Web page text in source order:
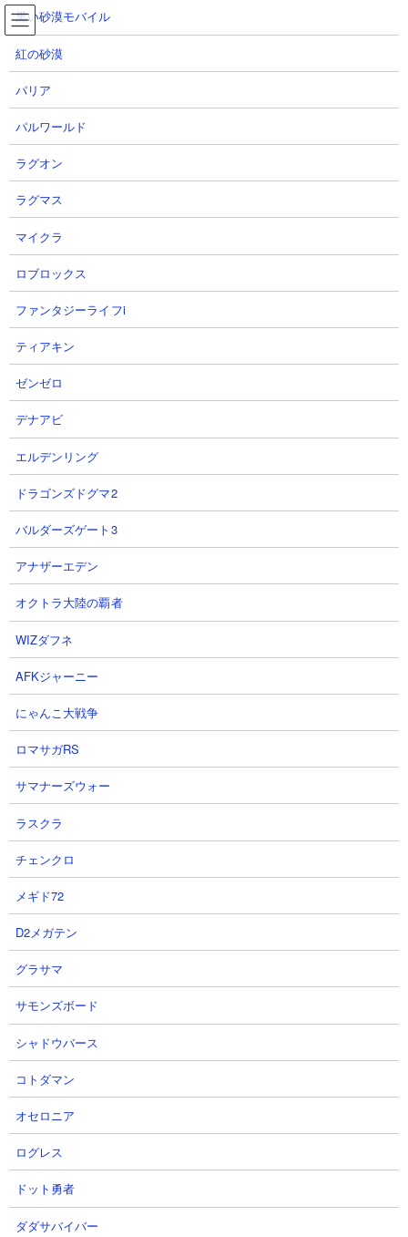
コ
ン
ナ
ビ
にゃんこ大戦争 にゃんこ塔28階 攻略動画集
TOP
にゃんこ大戦争
にゃんこ大戦争 にゃんこ塔28階 攻略動画集
風雲にゃんこ塔28階 攻略動画集
■ ステージ概要
にゃんこ塔28階はメタルラッシュステージです。冒頭からメタル
サイボーグが迫ってくると思ったら、そこからメタルわんこの塊
が何度も襲ってきます。メタル対策のキャラというのは総じて射
程が短いものが多いというのに、なんと射程655のねこななふんが
倒していけないと、どんどんねこななふんが溜まっていって、何
人たりとも近づけない肉壁が完成してしまいます。
あふれ出てくるメタル属性の対策をしつつ、遠距離にいるねこな
なふんを倒していけるような遠距離用アタッカーを編成に組みこ
んでいかないと、ハマります。メガロディーテやスーパーハッカ
ー、またはメタル敵を起点にして波動や烈波を撃てるキャラがお
すすめ。
■ 出現する敵一覧
１．にゃんこ塔28階 無課金攻略
【出撃メンバー】
黒い砂漠モバイル
紅の砂漠
パリア
パルワールド
ラグオン
ラグマス
マイクラ
ロブロックス
ファンタジーライフi
ティアキン
ゼンゼロ
デナアビ
エルデンリング
ドラゴンズドグマ2
バルダーズゲート3
アナザーエデン
オクトラ大陸の覇者
WIZダフネ
AFKジャーニー
にゃんこ大戦争
ロマサガRS
サマナーズウォー
ラスクラ
チェンクロ
メギド72
D2メガテン
グラサマ
サモンズボード
シャドウバース
コトダマン
オセロニア
ログレス
ドット勇者
ダダサバイバー